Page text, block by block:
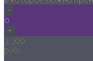
-
0
+
3 300
руб.